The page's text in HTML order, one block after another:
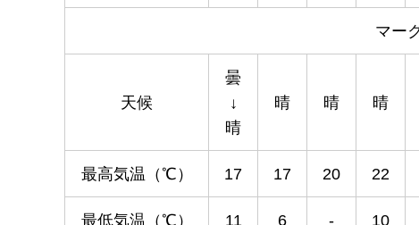
マー
天候
曇
↓
晴
晴 晴 晴
最高気温（℃） 17 17 20 22
最低気温（℃） 11 6 - 10